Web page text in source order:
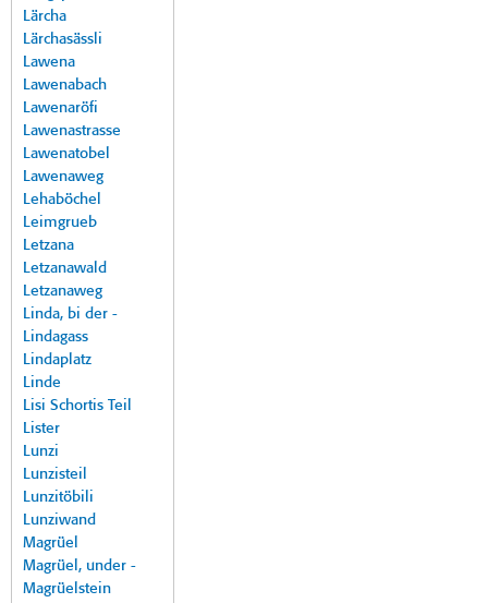
Lärcha
Lärchasässli
Lawena
Lawenabach
Lawenaröfi
Lawenastrasse
Lawenatobel
Lawenaweg
Lehaböchel
Leimgrueb
Letzana
Letzanawald
Letzanaweg
Linda, bi der -
Lindagass
Lindaplatz
Linde
Lisi Schortis Teil
Lister
Lunzi
Lunzisteil
Lunzitöbili
Lunziwand
Magrüel
Magrüel, under -
Magrüelstein